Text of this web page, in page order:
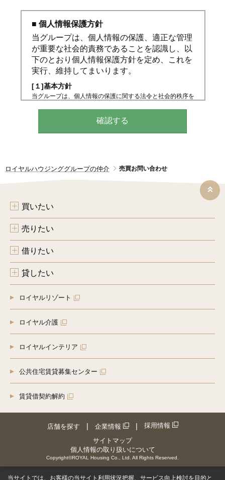
■ 個人情報保護方針
当グループは、個人情報の保護、適正な管理
が重要な社会的責務であることを認識し、以
下のとおり個人情報保護方針を定め、これを
実行、維持してまいります。
[１]基本方針
当グループは、個人情報の保護に関する法令と社会的秩序を
[２]個人情報の取得、利用、提供
法令の定める手続きに則って行います。
です。
（１）不動産の売買、仲介、賃貸、管理等
の第三者への提供
の履行、情報、サービスの提供
（４）上の（１）、（３）の商品・情報・サービス提供のた
めの郵便物、電話、電子メール等による営業活動及びマーケ
ティング（アンケートのお願い等）活動。顧客動向分析また
共同利用。共同利用者：ロイヤルハウジング株式会社、ロイ
式会社、神奈川ロイヤル株式会社、川崎ロイヤル株式会社、
東京ロイヤル株式会社、埼玉ロイヤル株式会社、Royals株
（６）情報、サービスの提供は、ご本人からの申し出があり
ましたら、取り止めさせていただきます。
[４]個人情報の第三者への提供
（１）ご本人の同意がある場合
（３）人の生命、身体または財産の保護のため必要がある場
に特に必要がある場合であって、ご本人の同意を得ることが
（５）国の機関若しくは地方公共団体またはその委託を受け
た者が法令の定める事務を遂行することに対して協力する必
要があるばあいであって、ご本人の同意を得ることにより当
該事務の遂行に支障を及ぼすおそれがあるとき
（６）新築物件販売等の場合、不動産情報、お名前、ご住所
ロイヤルハウジンググループの仲介 売買お問い合わせ
買いたい
売りたい
借りたい
貸したい
ロイヤルリゾート
ロイヤル介護
ロイヤルインテリア
公共住宅賃貸募集センター
賃貸借契約解約
店舗を探す 企業情報
採用情報
サイトマップ
個人情報の取り扱いについて
Copyright©ROYAL Housing Co., Ltd. All Rights Reserved.
当サイトでは、お客様の当サイト利用状況把握、サービス向上検討を目的と